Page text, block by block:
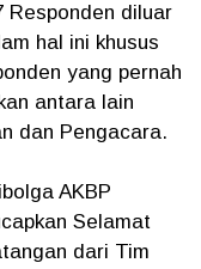
Responden diluar
hal ini khusus
yang pernah
antara lain
dan Pengacara.
AKBP
Selamat
dari Tim